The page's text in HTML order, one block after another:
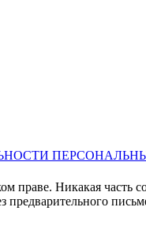
праве. Никакая часть
предварительного